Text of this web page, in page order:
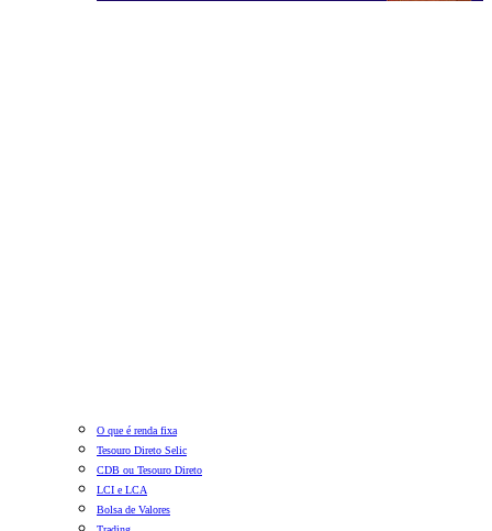
O que é renda fixa
Tesouro Direto Selic
CDB ou Tesouro Direto
LCI e LCA
Bolsa de Valores